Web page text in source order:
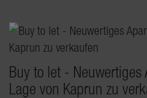
Buy to let -
Lage von Kaprun zu